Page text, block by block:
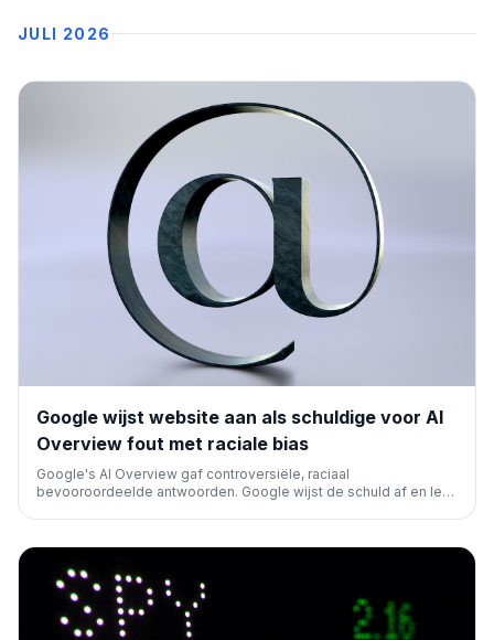
JULI 2026
Google wijst website aan als schuldige voor AI
Overview fout met raciale bias
Google's AI Overview gaf controversiële, raciaal
bevooroordeelde antwoorden. Google wijst de schuld af en legt
vragen op over verantwoordelijkheid en de betrouwbaarheid